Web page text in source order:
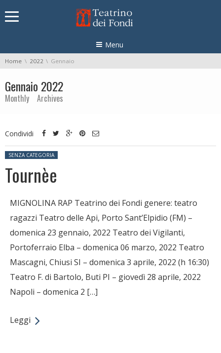
Menu
You are here:
Home 2022 Gennaio
Gennaio 2022
Monthly Archives
Condividi
Posted in:
SENZA CATEGORIA
Tournèe
MIGNOLINA RAP Teatrino dei Fondi genere: teatro
ragazzi Teatro delle Api, Porto Sant’Elpidio (FM) –
domenica 23 gennaio, 2022 Teatro dei Vigilanti,
Portoferraio Elba – domenica 06 marzo, 2022 Teatro
Mascagni, Chiusi SI – domenica 3 aprile, 2022 (h 16:30)
Teatro F. di Bartolo, Buti PI – giovedì 28 aprile, 2022
Napoli – domenica 2 […]
Leggi